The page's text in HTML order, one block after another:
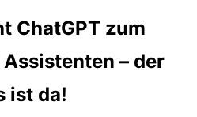
ChatGPT zum
– der
ist da!